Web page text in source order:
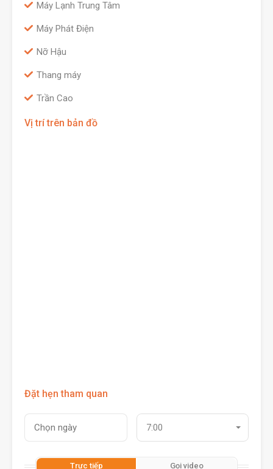
Máy Lạnh Trung Tâm
Máy Phát Điện
Nỡ Hậu
Thang máy
Trần Cao
Vị trí trên bản đồ
Đặt hẹn tham quan
7:00
Trực tiếp Gọi video